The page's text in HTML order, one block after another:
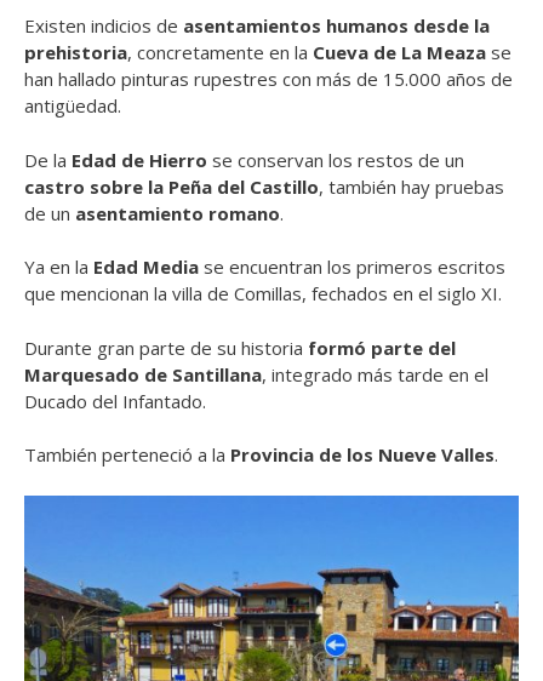
Existen indicios de asentamientos humanos desde la
prehistoria, concretamente en la Cueva de La Meaza se
han hallado pinturas rupestres con más de 15.000 años de
antigüedad.
De la Edad de Hierro se conservan los restos de un
castro sobre la Peña del Castillo, también hay pruebas
de un asentamiento romano.
Ya en la Edad Media se encuentran los primeros escritos
que mencionan la villa de Comillas, fechados en el siglo XI.
Durante gran parte de su historia formó parte del
Marquesado de Santillana, integrado más tarde en el
Ducado del Infantado.
También perteneció a la Provincia de los Nueve Valles.